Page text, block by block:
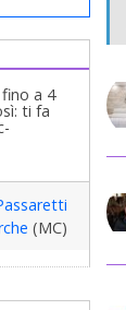
a 4
ti fa
(MC)